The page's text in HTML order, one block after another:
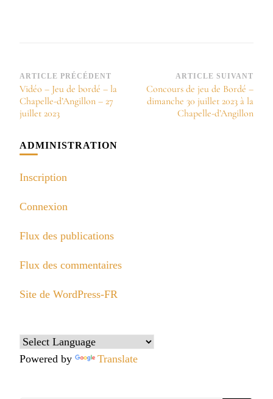
Navigation
d’article
ARTICLE PRÉCÉDENT
Vidéo – Jeu de bordé – la
Chapelle-d’Angillon – 27
juillet 2023
ARTICLE SUIVANT
Concours de jeu de Bordé –
dimanche 30 juillet 2023 à la
Chapelle-d’Angillon
ADMINISTRATION
Inscription
Connexion
Flux des publications
Flux des commentaires
Site de WordPress-FR
Powered by Translate